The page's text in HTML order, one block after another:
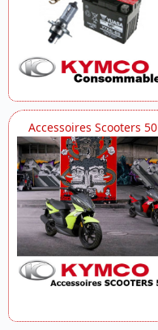
Accessoires Scooters 50